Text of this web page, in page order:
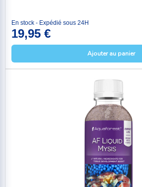
En stock - Expédié sous 24H
19,95 €
Ajouter au panier